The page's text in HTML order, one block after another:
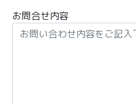
お問合せ内容